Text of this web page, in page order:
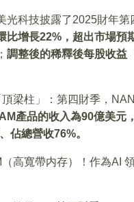
科技披露了2025財年第
比增長22%，超出市場預
調整後的稀釋後每股收益
梁柱」：第四財季，
產品的收入為90億美元
佔總營收76%。
高寬帶内存）！作為AI